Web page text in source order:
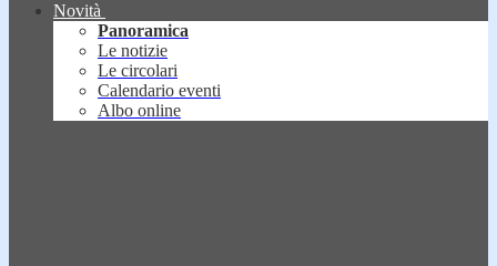
Novità
Panoramica
Le notizie
Le circolari
Calendario eventi
Albo online